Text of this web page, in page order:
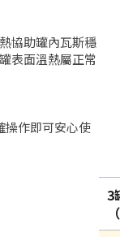
協助罐內瓦斯穩
表面溫熱屬正常
作即可安心使
3